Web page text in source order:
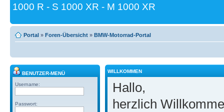
1000 R - S 1000 XR - M 1000 XR
Portal » Foren-Übersicht » BMW-Motorrad-Portal
BENUTZER-MENÜ
Username:
Passwort:
WILLKOMMEN
Hallo,
herzlich